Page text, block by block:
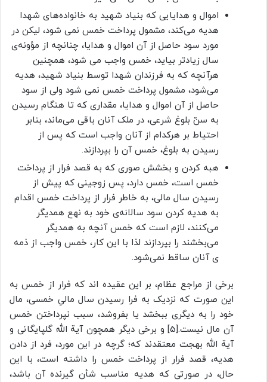
اموال و هدایایی که بنیاد شهید به خانواده‌های شهدا
هدیه می‌کند، مشمول پرداخت خمس نمی شود، لیکن در
مورد سود حاصل از آن اموال و هدایا، چنانچه از مؤونه‌ی
سال زیادتر بیاید، خمس واجب می شود، همچنین
هرآنچه که به فرزندان شهدا توسط بنیاد شهید، هدیه
می‌شود، مشمول پرداخت خمس نمی شود ولی از سود
حاصل از آن اموال و هدایا، مقداری که تا هنگام رسیدن
به سنّ بلوغ شرعی، در ملک آنان باقی می‌ماند، بنابر
احتیاط بر هرکدام از آنان واجب است که پس از
رسیدن به بلوغ، خمس آن را بپردازند.
هبه کردن و بخشش صوری که به قصد فرار از پرداخت
خمس است، خمس دارد، پس زوجینی که پیش از
رسیدن سال مالی، به خاطر فرار از پرداخت خمس اقدام
به هدیه کردن سود سالانه‌ی خود به نهع همدیگر
می‌کنند، لازم است که خمس آنچه به همدیگر
می‌بخشند را بپردازند لذا با این کار، خمس واجب از ذمه
ی آنان ساقط نمی‌شود.
برخی از مراجع عظام، بر این عقیده اند که فرار از خمس به
این صورت که نزدیک به فرا رسیدن سال مالیِ خمسی، مال
خود را به دیگری ببخشد یا بفروشد، سبب نپرداختن خمس
آن مال نیست.[5] و برخی دیگر همچون آیة الله گلپایگانی و
آیة الله بهجت معتقدند که؛ گرچه در این مورد، فرد از دادن
هدیه، قصد فرار از پرداخت خمس را داشته است، با این
حال، در صورتی که هدیه مناسب شأن گیرنده آن باشد،